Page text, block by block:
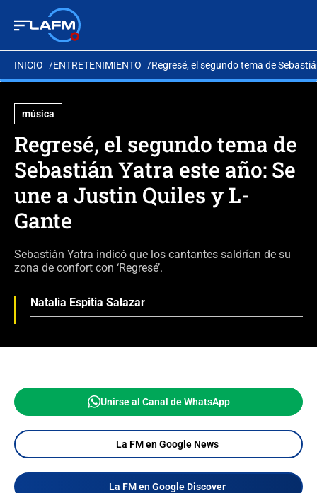
INICIO ENTRETENIMIENTO Regresé, el segundo tema de
música
Regresé, el segundo tema de
Sebastián Yatra este año: Se
une a Justin Quiles y L-
Gante
Sebastián Yatra indicó que los cantantes saldrían de su
zona de confort con ‘Regresé’.
Natalia Espitia Salazar
Unirse al Canal de WhatsApp
La FM en Google News
La FM en Google Discover